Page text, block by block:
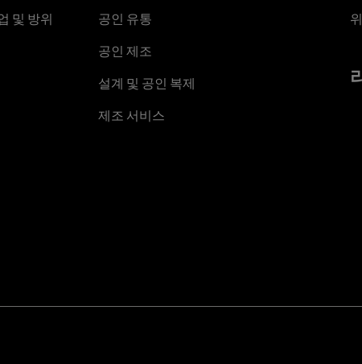
및 방위 공인 유통
공인 제조
설계 및 공인 복제
제조 서비스